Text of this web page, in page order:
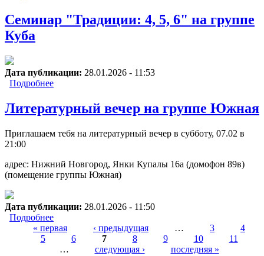
Семинар "Традиции: 4, 5, 6" на группе
Куба
Дата публикации: 28.01.2026 - 11:53
Подробнее
Литературный вечер на группе Южная
Приглашаем тебя на литературный вечер в субботу, 07.02 в
21:00
адрес: Нижний Новгород, Янки Купалы 16а (домофон 89в)
(помещение группы Южная)
Дата публикации: 28.01.2026 - 11:50
Подробнее
Страницы
« первая ‹ предыдущая … 3
4
5
6 7 8 9 10
11
…
следующая › последняя »